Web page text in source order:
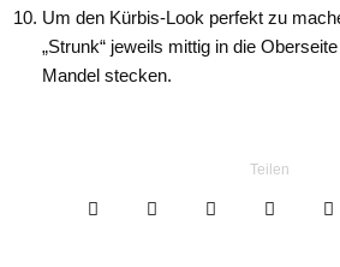
Um den Kürbis-Look perfekt zu
„Strunk“ jeweils mittig in die
Mandel stecken.
Teilen